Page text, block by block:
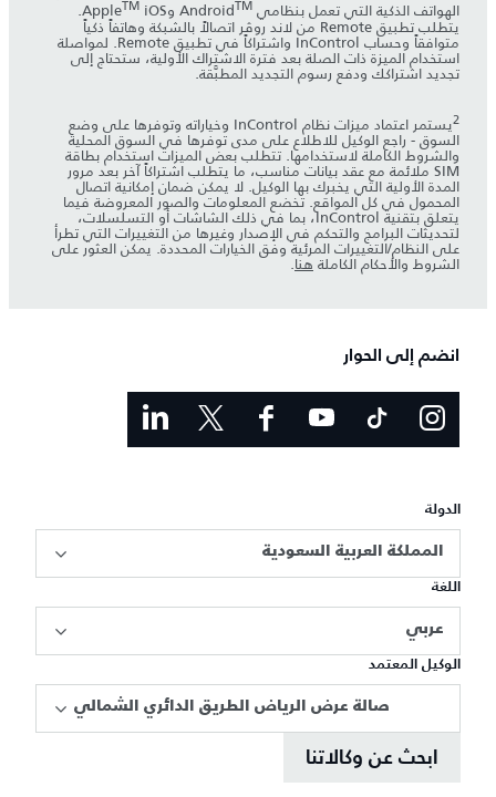
الهواتف الذكية التي تعمل بنظامي Android TM وApple TM
iOS.
يتطلب تطبيق Remote من لاند روڤر اتصالاً بالشبكة وهاتفاً ذكياً
متوافقاً وحساب InControl واشتراكاً في تطبيق Remote. لمواصلة
استخدام الميزة ذات الصلة بعد فترة الاشتراك الأولية، ستحتاج إلى
تجديد اشتراكك ودفع رسوم التجديد المطبَّقة.
2 يستمر اعتماد ميزات نظام InControl وخياراته وتوفرها على وضع
السوق - راجع الوكيل للاطلاع على مدى توفرها في السوق المحلية
والشروط الكاملة لاستخدامها. تتطلب بعض الميزات استخدام بطاقة
SIM ملائمة مع عقد بيانات مناسب، ما يتطلب اشتراكاً آخر بعد مرور
المدة الأولية التي يخبرك بها الوكيل. لا يمكن ضمان إمكانية اتصال
المحمول في كل المواقع. تخضع المعلومات والصور المعروضة فيما
يتعلق بتقنية InControl، بما في ذلك الشاشات أو التسلسلات،
لتحديثات البرامج والتحكم في الإصدار وغيرها من التغييرات التي تطرأ
على النظام/التغييرات المرئية وفق الخيارات المحددة. يمكن العثور على
الشروط والأحكام الكاملة هنا.
انضم إلى الحوار
الدولة
المملكة العربية السعودية
اللغة
عربي
الوكيل المعتمد
صالة عرض الرياض الطريق الدائري الشمالي
ابحث عن وكالاتنا